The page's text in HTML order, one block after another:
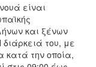
είναι
και ξένων
του, με
κατά την οποία,